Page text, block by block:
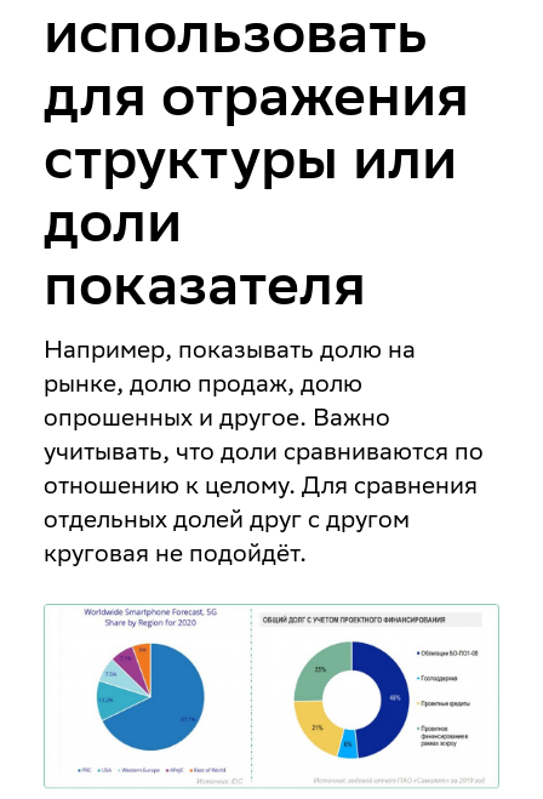
использовать
для отражения
структуры или
доли
показателя
Например, показывать долю на
рынке, долю продаж, долю
опрошенных и другое. Важно
учитывать, что доли сравниваются по
отношению к целому. Для сравнения
отдельных долей друг с другом
круговая не подойдёт.